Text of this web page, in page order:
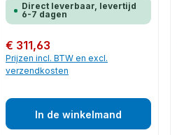
Direct leverbaar, levertijd
6-7 dagen
Normale prijs:
€ 311,63
Prijzen incl. BTW en excl.
verzendkosten
In de winkelmand